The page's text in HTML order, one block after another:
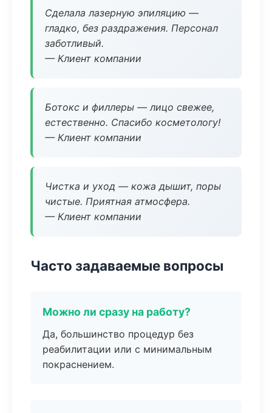
Сделала лазерную эпиляцию —
гладко, без раздражения. Персонал
заботливый.
— Клиент компании
Ботокс и филлеры — лицо свежее,
естественно. Спасибо косметологу!
— Клиент компании
Чистка и уход — кожа дышит, поры
чистые. Приятная атмосфера.
— Клиент компании
Часто задаваемые вопросы
Можно ли сразу на работу?
Да, большинство процедур без
реабилитации или с минимальным
покраснением.